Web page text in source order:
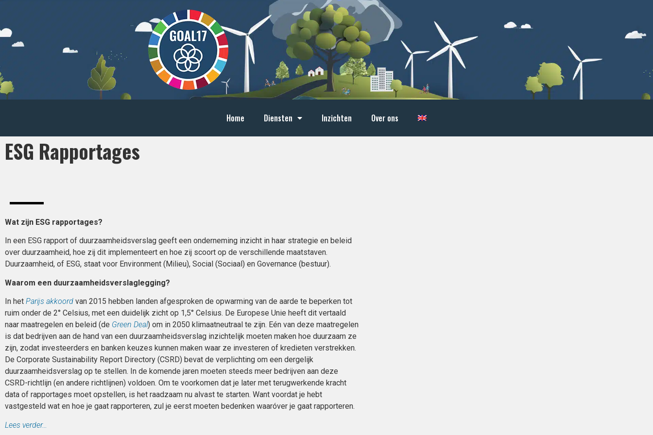
Home Diensten Inzichten Over ons
ESG Rapportages
Wat zijn ESG rapportages?
In een ESG rapport of duurzaamheidsverslag geeft een onderneming inzicht in haar strategie en beleid
over duurzaamheid, hoe zij dit implementeert en hoe zij scoort op de verschillende maatstaven.
Duurzaamheid, of ESG, staat voor Environment (Milieu), Social (Sociaal) en Governance (bestuur).
Waarom een duurzaamheidsverslaglegging?
In het Parijs akkoord van 2015 hebben landen afgesproken de opwarming van de aarde te beperken tot
ruim onder de 2° Celsius, met een duidelijk zicht op 1,5° Celsius. De Europese Unie heeft dit vertaald
naar maatregelen en beleid (de Green Deal) om in 2050 klimaatneutraal te zijn. Eén van deze maatregelen
is dat bedrijven aan de hand van een duurzaamheidsverslag inzichtelijk moeten maken hoe duurzaam ze
zijn, zodat investeerders en banken keuzes kunnen maken waar ze investeren of kredieten verstrekken.
De Corporate Sustainability Report Directory (CSRD) bevat de verplichting om een dergelijk
duurzaamheidsverslag op te stellen. In de komende jaren moeten steeds meer bedrijven aan deze
CSRD-richtlijn (en andere richtlijnen) voldoen. Om te voorkomen dat je later met terugwerkende kracht
data of rapportages moet opstellen, is het raadzaam nu alvast te starten. Want voordat je hebt
vastgesteld wat en hoe je gaat rapporteren, zul je eerst moeten bedenken waaróver je gaat rapporteren.
Lees verder…